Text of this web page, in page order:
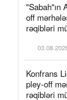
"Sabah"ın
off
rəqibləri
Konfrans
pley-off
rəqibləri